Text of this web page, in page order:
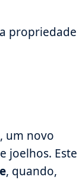
propriedade
um novo
joelhos. Este
, quando,